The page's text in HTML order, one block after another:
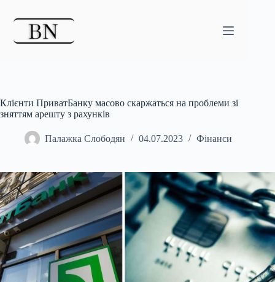
Клієнти ПриватБанку масово скаржаться на проблеми зі
зняттям арешту з рахунків
Палажка Слободян 04.07.2023 Фінанси